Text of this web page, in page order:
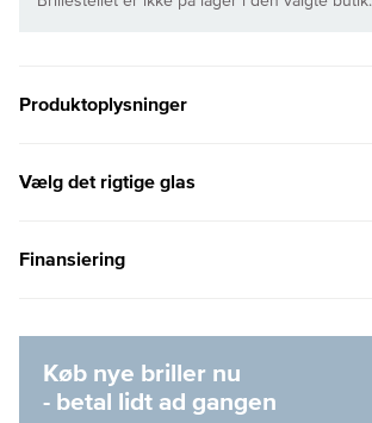
Produktoplysninger
Vælg det rigtige glas
Finansiering
Køb nye briller nu
- betal lidt ad gangen